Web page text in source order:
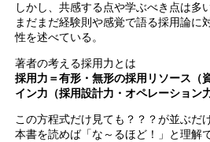
しかし、共感する点や学ぶべき点は多い
まだまだ経験則や感覚で語る採用論に
性を述べている。
著者の考える採用力とは
採用力＝有形・無形の採用リソース（
イン力（採用設計力・オペレーション力
この方程式だけ見ても？？？が並ぶだ
本書を読めば「な～るほど！」と理解